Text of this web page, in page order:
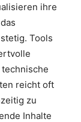
ihre
Tools
reicht oft
zu
Inhalte